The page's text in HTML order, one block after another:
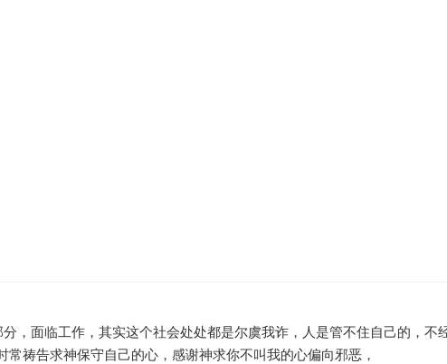
，面临工作，其实这个社会处处都是尔虞我诈，人是管不住自己的，不
祷告求神保守自己的心，感谢神求你不叫我的心偏向邪恶，